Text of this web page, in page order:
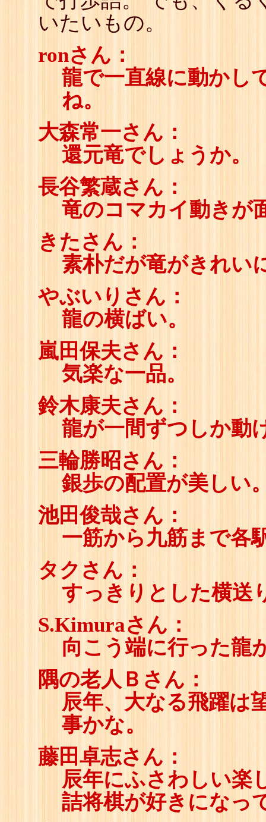
いたいもの。
ronさん：
龍で一直線に動かし
ね。
大森常一さん：
還元竜でしょうか。
長谷繁蔵さん：
竜のコマカイ動きが
きたさん：
素朴だが竜がきれい
やぶいりさん：
龍の横ばい。
嵐田保夫さん：
気楽な一品。
鈴木康夫さん：
龍が一間ずつしか動
三輪勝昭さん：
銀歩の配置が美しい
池田俊哉さん：
一筋から九筋まで各
タクさん：
すっきりとした横送
S.Kimuraさん：
向こう端に行った龍
隅の老人Ｂさん：
辰年、大なる飛躍は
事かな。
藤田卓志さん：
辰年にふさわしい楽
詰将棋が好きになっ